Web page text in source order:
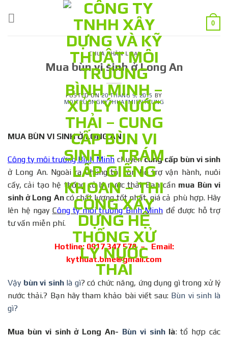
0
CHƯA PHÂN LOẠI
Mua bùn vi sinh ở Long An
POSTED ON20 THÁNG 9, 2015 BY
MOITRUONGKYTHUATMIENTRUNG
MUA BÙN VI SINH Ở LONG AN
Công ty môi trường Bình Minh chuyêncung cấp bùn vi sinh
ở Long An. Ngoài ra Chúng tôi còn hỗ trợ vận hành, nuôi
cấy, cải tạo hệ thống xử lý nước thải. Bạn cần mua Bùn vi
sinh ở Long Ancó chất lượng tốt nhất, giá cả phù hợp. Hãy
lên hệ ngay Công ty môi trường Bình Minh để được hỗ trợ
tư vấn miễn phí.
Hotline: 0917 347 578 – Email:
kythuat.bme@gmail.com
Vậy bùn vi sinhlà gì? có chức năng, ứng dụng gì trong xử lý
nước thải.? Bạn hãy tham khảo bài viết sau: Bùn vi sinh là
gì?
Mua bùn vi sinh ở Long An- Bùn vi sinhlà: tổ hợp các